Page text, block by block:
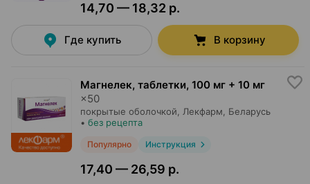
14,70 — 18,32 р.
Где купить В корзину
Магнелек, таблетки, 100 мг + 10 мг
×50
покрытые оболочкой, Лекфарм , Беларусь
• без рецепта
Популярно Инструкция
17,40 — 26,59 р.